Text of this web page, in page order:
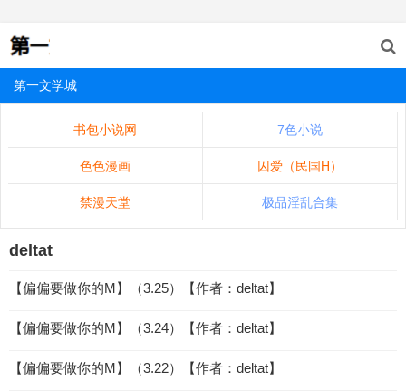
第一文学城
书包小说网 7色小说
色色漫画 囚爱（民国H）
禁漫天堂 极品淫乱合集
deltat
【偏偏要做你的M】（3.25）【作者：deltat】
【偏偏要做你的M】（3.24）【作者：deltat】
【偏偏要做你的M】（3.22）【作者：deltat】